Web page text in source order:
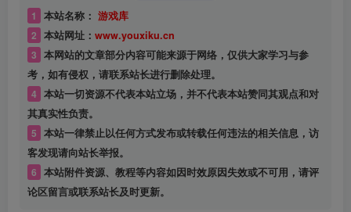
1 本站名称： 游戏库
2 本站网址： www.youxiku.cn
3 本网站的文章部分内容可能来源于网络，仅供大家学习与参
考，如有侵权，请联系站长进行删除处理。
4 本站一切资源不代表本站立场，并不代表本站赞同其观点和对
其真实性负责。
5 本站一律禁止以任何方式发布或转载任何违法的相关信息，访
客发现请向站长举报。
6 本站附件资源、教程等内容如因时效原因失效或不可用，请评
论区留言或联系站长及时更新。